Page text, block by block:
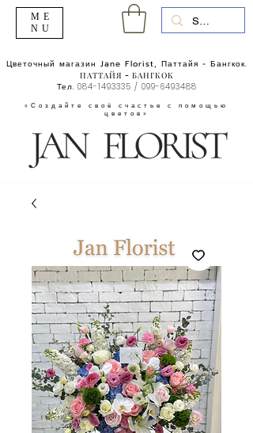
«Создайте своё счастье с помощью
цветов»
Цветочный магазин Jane Florist, Паттайя - Бангкок.
ПАТТАЙЯ - БАНГКОК
Тел. 084-1493335 / 099-6493488
ME
NU